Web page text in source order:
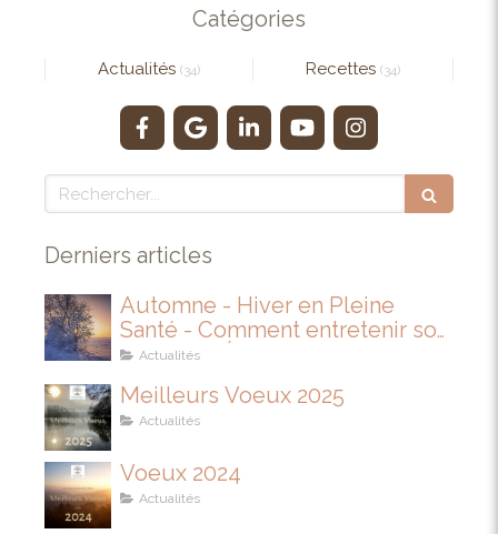
Catégories
Actualités (34) Recettes (34)
Rechercher
Derniers articles
Automne - Hiver en Pleine
Santé - Comment entretenir son
IMMUNITÉ
Actualités
Meilleurs Voeux 2025
Actualités
Voeux 2024
Actualités